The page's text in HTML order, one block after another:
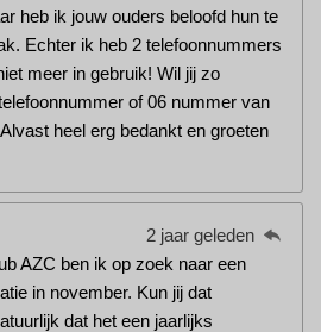
heb ik jouw ouders beloofd hun te
Echter ik heb 2 telefoonnummers
meer in gebruik! Wil jij zo
of 06 nummer van
heel erg bedankt en groeten
2 jaar geleden
AZC ben ik op zoek naar een
in november. Kun jij dat
dat het een jaarlijks